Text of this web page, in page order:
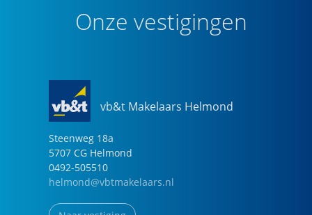
Onze vestigingen
vb&t Makelaars Helmond
Steenweg 18a
5707 CG Helmond
0492-505510
helmond@vbtmakelaars.nl